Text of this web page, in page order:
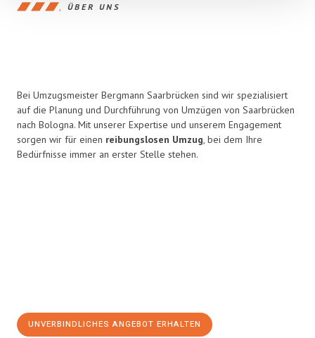
ÜBER UNS
Bei Umzugsmeister Bergmann Saarbrücken sind wir spezialisiert
auf die Planung und Durchführung von Umzügen von Saarbrücken
nach Bologna. Mit unserer Expertise und unserem Engagement
sorgen wir für einen reibungslosen Umzug, bei dem Ihre
Bedürfnisse immer an erster Stelle stehen.
UNVERBINDLICHES ANGEBOT ERHALTEN